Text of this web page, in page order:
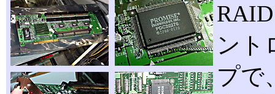
ント
プで